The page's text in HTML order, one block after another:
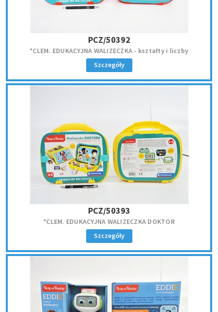
PCZ/50392
*CLEM. EDUKACYJNA WALIZECZKA - kształty i liczby
Szczegóły
PCZ/50393
*CLEM. EDUKACYJNA WALIZECZKA DOKTOR
Szczegóły